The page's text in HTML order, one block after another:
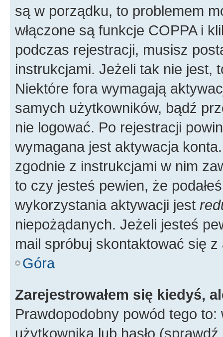
są w porządku, to problemem
włączone są funkcje COPPA i
podczas rejestracji, musisz
instrukcjami. Jeżeli tak nie jest,
Niektóre fora wymagają
samych użytkowników, bądź
nie logować. Po rejestracji
wymagana jest aktywacja
zgodnie z instrukcjami w nim
to czy jesteś pewien, że
wykorzystania aktywacji jest
niepożądanych. Jeżeli jesteś
mail spróbuj skontaktować się
Góra
Zarejestrowałem się kiedyś,
Prawdopodobny powód tego to:
użytkownika lub hasło